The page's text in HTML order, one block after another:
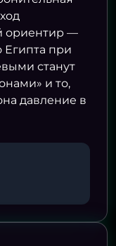
ориентир —
при
станут
и то,
давление в